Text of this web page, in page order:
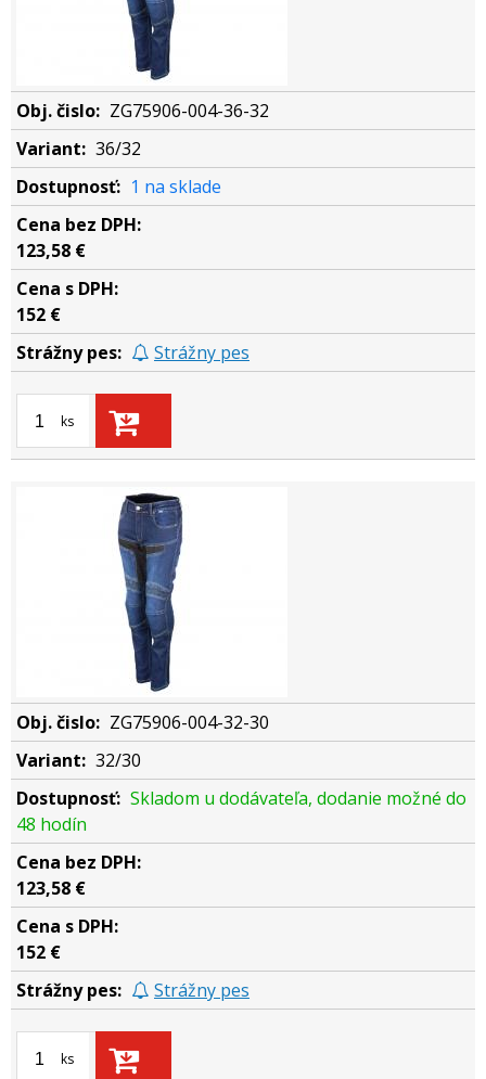
ZG75906-004-36-32
36/32
1 na sklade
123,58 €
152 €
Strážny pes
ks
ZG75906-004-32-30
32/30
Skladom u dodávateľa, dodanie možné do
48 hodín
123,58 €
152 €
Strážny pes
ks